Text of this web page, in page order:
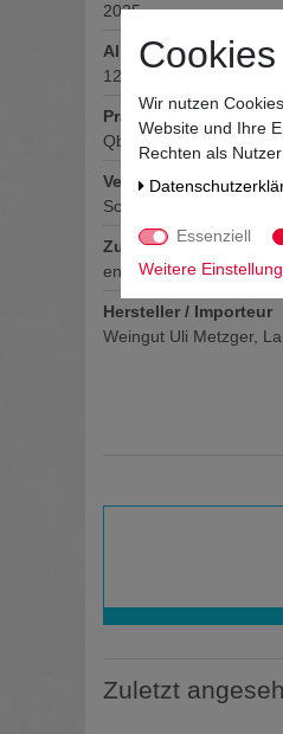
2025
Alkoholgehalt
12
Prädikat
QbA
Verschluss
Schraubverschluss
Zutaten / Allergene
enthält Sulfite
Hersteller / Importeur
Weingut Uli Metzger,
Zuletzt
Cookies
Wir nutzen
Website und Ihre
Rechten als
Essenziell
Weitere